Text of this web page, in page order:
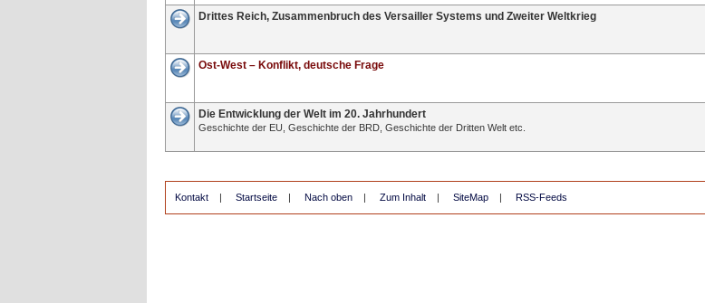
Drittes Reich, Zusammenbruch des Versailler Systems und Zweiter Weltkrieg
Ost-West – Konflikt, deutsche Frage
Die Entwicklung der Welt im 20. Jahrhundert
Geschichte der EU, Geschichte der BRD, Geschichte der Dritten Welt etc.
Kontakt | Startseite | Nach oben | Zum Inhalt | SiteMap | RSS-Feeds